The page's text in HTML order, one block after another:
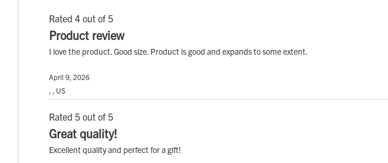
Rated 4 out of 5
Product review
I love the product. Good size. Product is good and expands to some extent.
April 9, 2026
, , US
Rated 5 out of 5
Great quality!
Excellent quality and perfect for a gift!